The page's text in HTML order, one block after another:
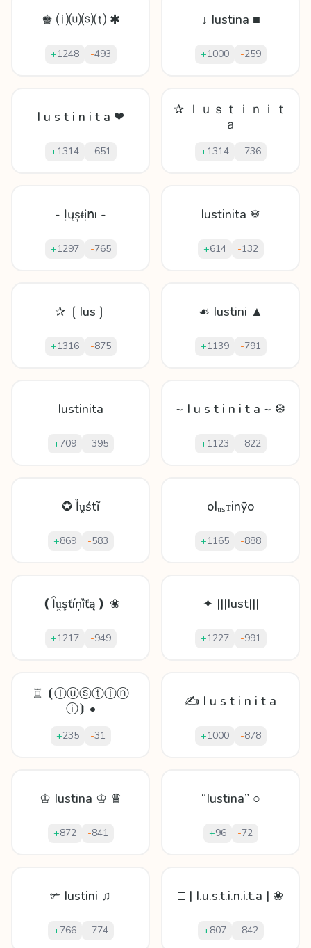
♚ ⒤⒰⒮⒯ ✱
+1248 -493
↓ Iustina ■
+1000 -259
I u s t i n i t a ❤
+1314 -651
✰ Ｉｕｓｔｉｎｉｔ
ａ
+1314 -736
- Ịųșᵵịոı -
+1297 -765
Iustinita ❄
+614 -132
✰ ❲Ius❳
+1316 -875
☙ Iustini ▲
+1139 -791
Iustinita
+709 -395
~ I u s t i n i t a ~ ❆
+1123 -822
✪ Ȉṷśtĩ
+869 -583
oIᵤₛᴛіnȳo
+1165 -888
❪Ȋṷşťíņȉťą❫ ❀
+1217 -949
✦ |||Iust|||
+1227 -991
♖ ⦗Ⓘⓤⓢⓣⓘⓝ
ⓘ⦘ •
+235 -31
✍ I u s t i n i t a
+1000 -878
♔ Iustina ♔ ♛
+872 -841
“Iustina” ○
+96 -72
✃ Iustini ♫
+766 -774
□ | I.u.s.t.i.n.i.t.a | ❀
+807 -842